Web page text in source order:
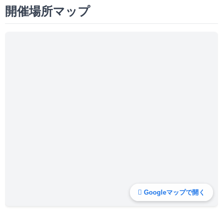
開催場所マップ
Googleマップで開く